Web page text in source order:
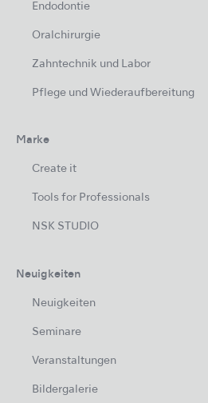
Endodontie
Oralchirurgie
Zahntechnik und Labor
Pflege und Wiederaufbereitung
Marke
Create it
Tools for Professionals
NSK STUDIO
Neuigkeiten
Neuigkeiten
Seminare
Veranstaltungen
Bildergalerie